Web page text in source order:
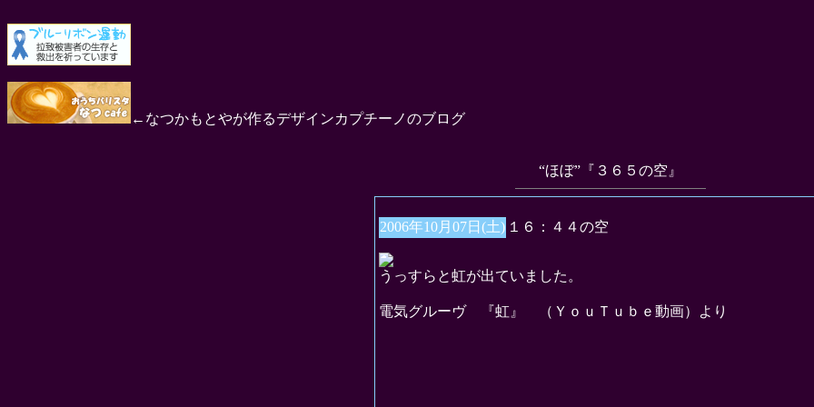
←なつかもとやが作るデザインカプチーノのブログ
“ほぼ”『３６５の空』
2006年10月07日(土) １６：４４の空
うっすらと虹が出ていました。
電気グルーヴ 『虹』 （ＹｏｕＴｕｂｅ動画）より